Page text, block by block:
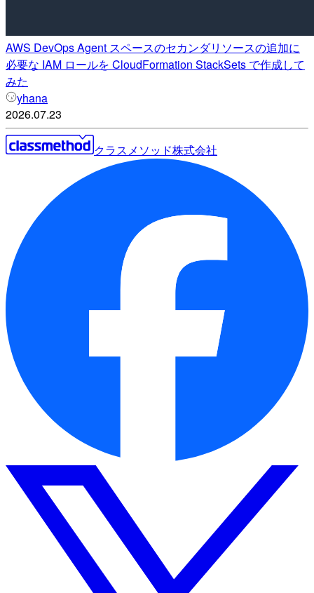
AWS DevOps Agent スペースのセカンダリソースの追加に
必要な IAM ロールを CloudFormation StackSets で作成して
みた
yhana
2026.07.23
クラスメソッド株式会社